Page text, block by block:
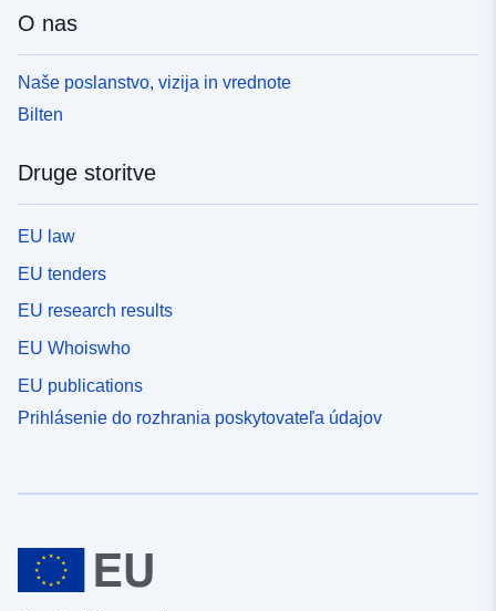
O nas
Naše poslanstvo, vizija in vrednote
Bilten
Druge storitve
EU law
EU tenders
EU research results
EU Whoiswho
EU publications
Prihlásenie do rozhrania poskytovateľa údajov